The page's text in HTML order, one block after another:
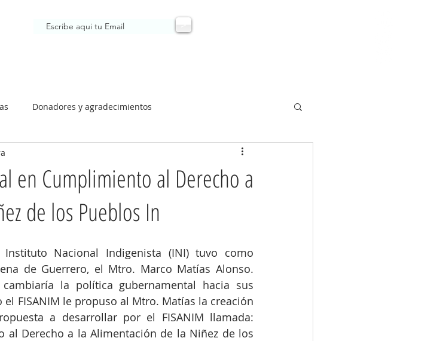
Donadores y agradecimientos
en Cumplimiento al Derecho a
de los Pueblos In
Nacional Indigenista (INI) tuvo como
de Guerrero, el Mtro. Marco Matías Alonso.
la política gubernamental hacia sus
FISANIM le propuso al Mtro. Matías la creación
a desarrollar por el FISANIM llamada:
al Derecho a la Alimentación de la Niñez de los